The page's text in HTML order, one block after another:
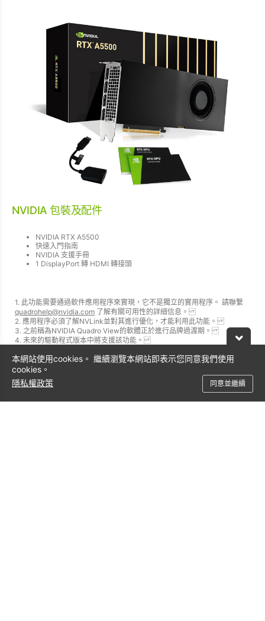
NVIDIA 包裝及配件
NVIDIA RTX A5500
快速入門指南
NVIDIA 支援手冊
1 DisplayPort 轉 HDMI 轉接頭
1. 此功能需要通過軟件應用程序來實現，它不是獨立的實用程序。 請聯繫
quadrohelp@nvidia.com 了解有關可用性的詳細信息。
2. 應用程序必須了解NVLink並對其進行優化，才能利用此功能。
3. 之前稱為NVIDIA Quadro View的軟體正於進行品牌過渡期。
4. 未來的驅動程式版本中將支援該功能。
GPU的虛擬化支援。
6. 之前稱為NVIDIA Quadro Experience的軟體正於進行品牌過渡期。
本網站使用cookies。 繼續瀏覽本網站即表示您同意我們使用
cookies。
隱私權政策
同意並繼續